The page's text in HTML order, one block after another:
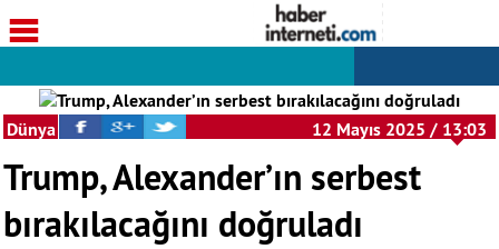
Dünya 12 Mayıs 2025 / 13:03
Trump, Alexander’ın serbest
bırakılacağını doğruladı